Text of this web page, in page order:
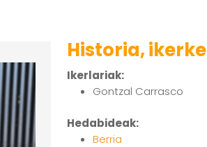
Historia,
Ikerlariak:
Gontzal Carrasco
Hedabideak:
Berria